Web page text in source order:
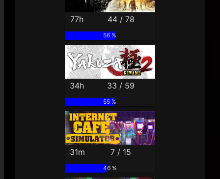
77h 44 / 78
56 %
34h 33 / 59
55 %
31m 7 / 15
46 %